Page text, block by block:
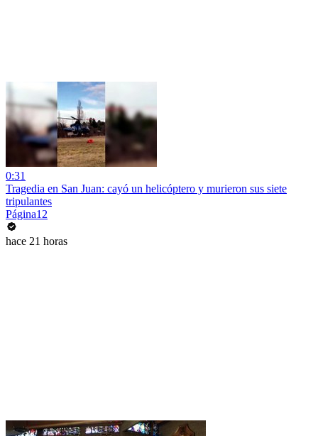
0:31
Tragedia en San Juan: cayó un helicóptero y murieron sus siete
tripulantes
Página12
hace 21 horas